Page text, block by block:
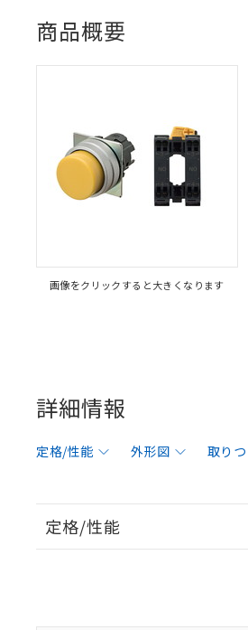
商品概要
画像をクリックすると大きくなります
詳細情報
定格/性能 外形図 取り
定格/性能